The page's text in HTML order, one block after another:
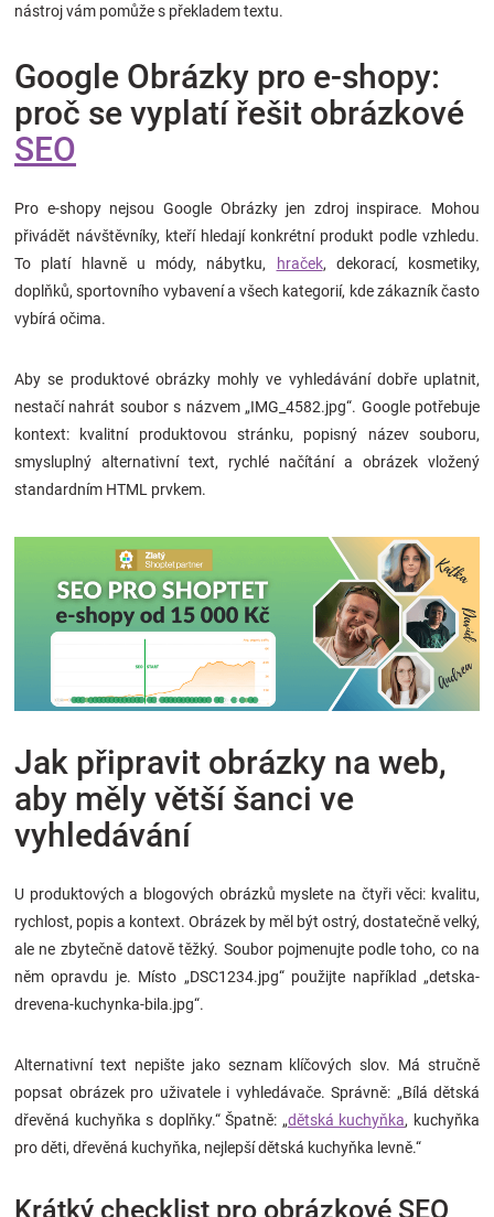
nástroj vám pomůže s překladem textu.
Google Obrázky pro e-shopy:
proč se vyplatí řešit obrázkové
SEO
Pro e-shopy nejsou Google Obrázky jen zdroj inspirace. Mohou
přivádět návštěvníky, kteří hledají konkrétní produkt podle vzhledu.
To platí hlavně u módy, nábytku,
hraček, dekorací, kosmetiky,
doplňků, sportovního vybavení a všech kategorií, kde zákazník často
vybírá očima.
Aby se produktové obrázky mohly ve vyhledávání dobře uplatnit,
nestačí nahrát soubor s názvem „IMG_4582.jpg“. Google potřebuje
kontext: kvalitní produktovou stránku, popisný název souboru,
smysluplný alternativní text, rychlé načítání a obrázek vložený
standardním HTML prvkem.
Jak připravit obrázky na web,
aby měly větší šanci ve
vyhledávání
U produktových a blogových obrázků myslete na čtyři věci: kvalitu,
rychlost, popis a kontext. Obrázek by měl být ostrý, dostatečně velký,
ale ne zbytečně datově těžký. Soubor pojmenujte podle toho, co na
něm opravdu je. Místo „DSC1234.jpg“ použijte například „detska-
drevena-kuchynka-bila.jpg“.
Alternativní text nepište jako seznam klíčových slov. Má stručně
popsat obrázek pro uživatele i vyhledávače. Správně: „Bílá dětská
dřevěná kuchyňka s doplňky.“ Špatně: „dětská kuchyňka, kuchyňka
pro děti, dřevěná kuchyňka, nejlepší dětská kuchyňka levně.“
Krátký checklist pro obrázkové SEO